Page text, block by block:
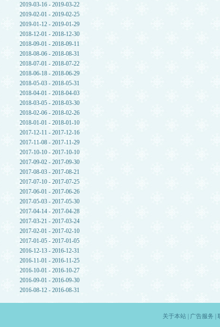
2019-03-16 - 2019-03-22
2019-02-01 - 2019-02-25
2019-01-12 - 2019-01-29
2018-12-01 - 2018-12-30
2018-09-01 - 2018-09-11
2018-08-06 - 2018-08-31
2018-07-01 - 2018-07-22
2018-06-18 - 2018-06-29
2018-05-03 - 2018-05-31
2018-04-01 - 2018-04-03
2018-03-05 - 2018-03-30
2018-02-06 - 2018-02-26
2018-01-01 - 2018-01-10
2017-12-11 - 2017-12-16
2017-11-08 - 2017-11-29
2017-10-10 - 2017-10-10
2017-09-02 - 2017-09-30
2017-08-03 - 2017-08-21
2017-07-10 - 2017-07-25
2017-06-01 - 2017-06-26
2017-05-03 - 2017-05-30
2017-04-14 - 2017-04-28
2017-03-21 - 2017-03-24
2017-02-01 - 2017-02-10
2017-01-05 - 2017-01-05
2016-12-13 - 2016-12-31
2016-11-01 - 2016-11-25
2016-10-01 - 2016-10-27
2016-09-01 - 2016-09-30
2016-08-12 - 2016-08-31
关于本站| 广告服务